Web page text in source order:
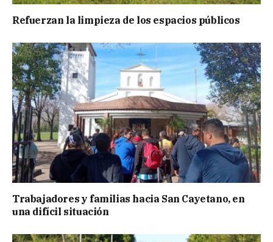
Refuerzan la limpieza de los espacios públicos
Trabajadores y familias hacia San Cayetano, en
una difícil situación